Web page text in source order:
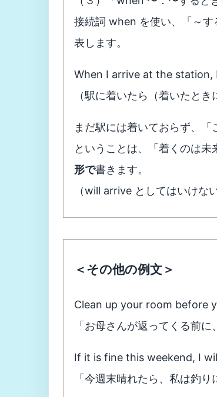
接続詞 when を使い、「～す
表します。
When I arrive at the station,
（駅に着いたら（着いたと
まだ駅には着いておらず、「
ということは、「着くのは未
形で書きます。
（will arrive としてはいけな
＜その他の例文＞
Clean up your room before
「お母さんが返ってくる前
If it is fine this weekend, I
「今週末晴れたら、私は釣り